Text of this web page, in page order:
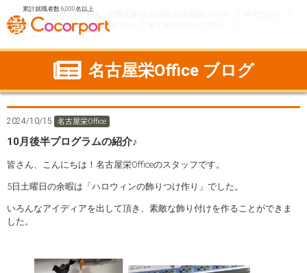
累計就職者数 6,000名以上
ココルポート(就労移行支援・定着支援/自立訓練/計画相談) HOME
愛知県
名古屋市 名古屋栄Office
10月後半プログラムの紹介♪
名古屋栄Office ブログ
2024/10/15 名古屋栄Office
10月後半プログラムの紹介♪
皆さん、こんにちは！名古屋栄Officeのスタッフです。
5日土曜日の余暇は「ハロウィンの飾りつけ作り」でした。
いろんなアイディアを出して頂き、素敵な飾り付けを作ることができま
した。